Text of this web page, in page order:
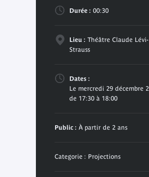
Durée : 00:30
Lieu : Théâtre Claude Lévi-
Strauss
Dates :
Le mercredi 29 décembre
de 17:30 à 18:00
Public : À partir de 2 ans
Categorie : Projections